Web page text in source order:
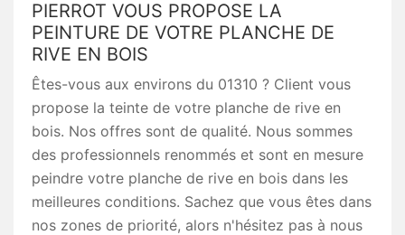
PIERROT VOUS PROPOSE LA
PEINTURE DE VOTRE PLANCHE DE
RIVE EN BOIS
Êtes-vous aux environs du 01310 ? Client vous
propose la teinte de votre planche de rive en
bois. Nos offres sont de qualité. Nous sommes
des professionnels renommés et sont en mesure
peindre votre planche de rive en bois dans les
meilleures conditions. Sachez que vous êtes dans
nos zones de priorité, alors n'hésitez pas à nous